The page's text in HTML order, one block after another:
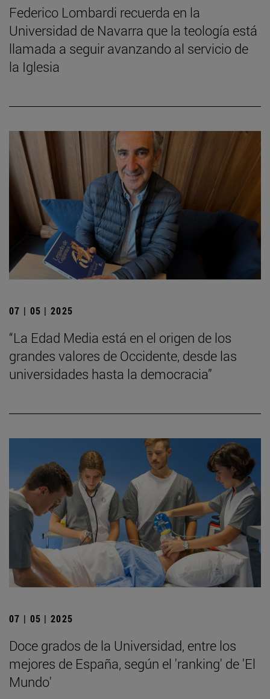
Federico Lombardi recuerda en la
Universidad de Navarra que la teología está
llamada a seguir avanzando al servicio de
la Iglesia
07 | 05 | 2025
“La Edad Media está en el origen de los
grandes valores de Occidente, desde las
universidades hasta la democracia”
07 | 05 | 2025
Doce grados de la Universidad, entre los
mejores de España, según el 'ranking' de 'El
Mundo'